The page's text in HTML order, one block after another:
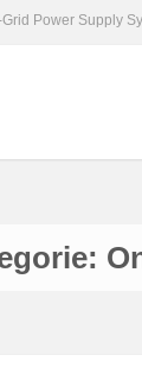
Power Supply